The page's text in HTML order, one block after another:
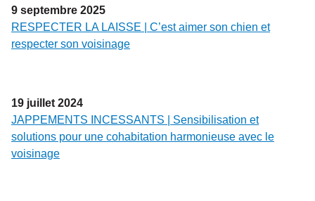
9 septembre 2025
RESPECTER LA LAISSE | C’est aimer son chien et
respecter son voisinage
19 juillet 2024
JAPPEMENTS INCESSANTS | Sensibilisation et
solutions pour une cohabitation harmonieuse avec le
voisinage